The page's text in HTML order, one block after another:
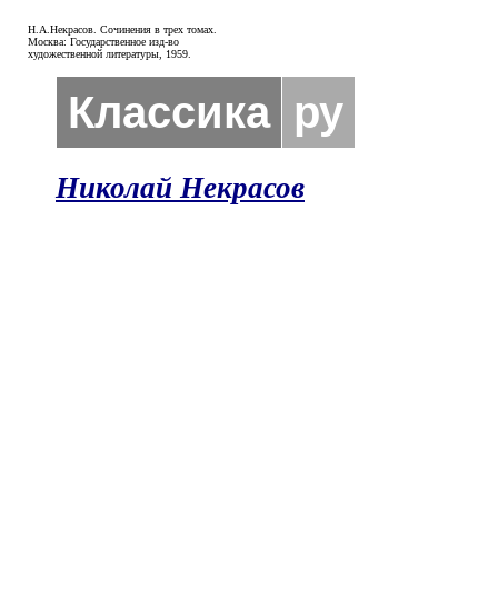
Н.А.Некрасов. Сочинения в трех томах.
Москва: Государственное изд-во
художественной литературы, 1959.
Классика ру
Николай Некрасов